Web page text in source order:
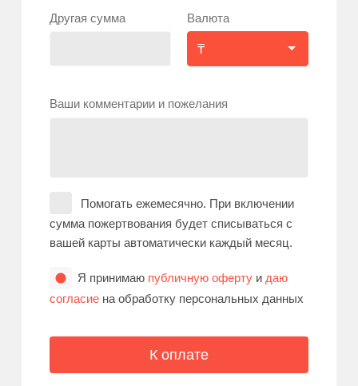
Другая сумма Валюта
Ваши комментарии и пожелания
Помогать ежемесячно. При включении
сумма пожертвования будет списываться с
вашей карты автоматически каждый месяц.
Я принимаю публичную оферту и даю
согласиена обработку персональных данных